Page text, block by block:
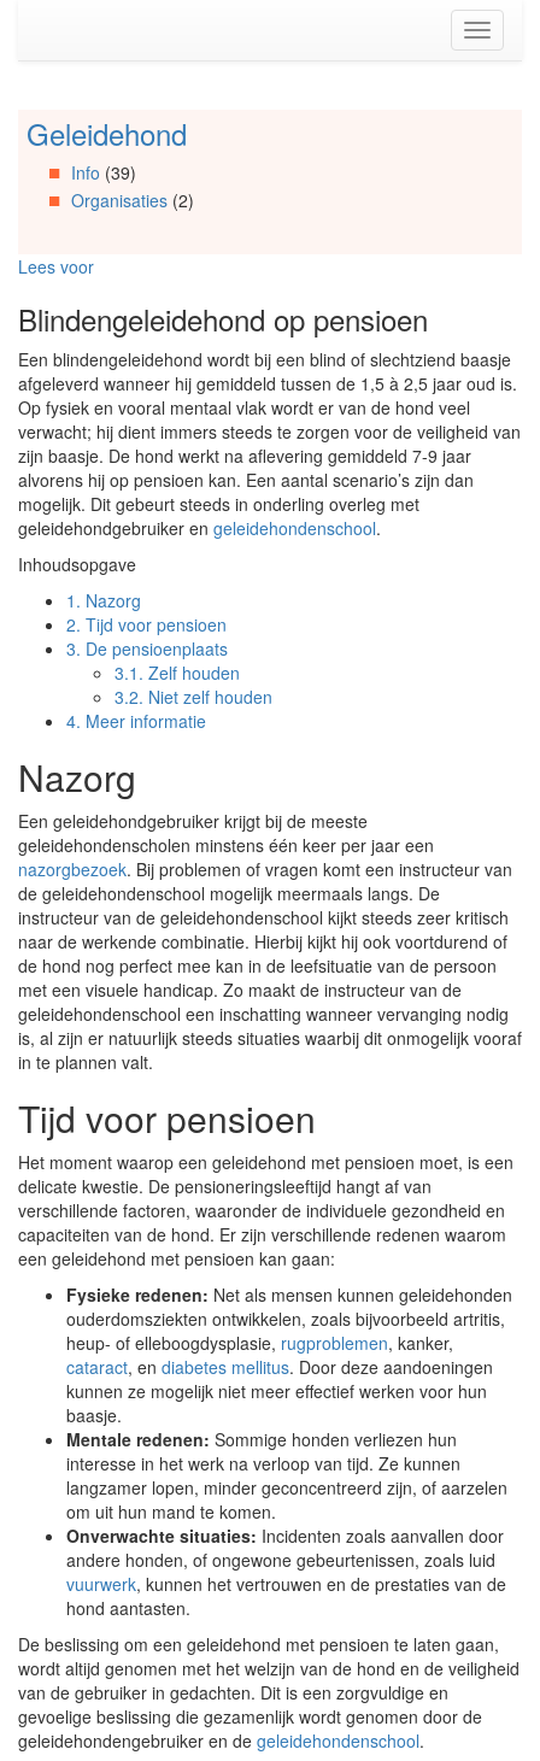
(Accesskey
Toggle
Spring
Artikels
Spring
Spring
Organisaties
Spring
naar
Social
media
Geleidehond
Info (39)
Organisaties(2)
Lees voor
Blindengeleidehond op pensioen
Een blindengeleidehond wordt bij een blind of slechtziend baasje
afgeleverd wanneer hij gemiddeld tussen de 1,5 à 2,5 jaar oud is.
Op fysiek en vooral mentaal vlak wordt er van de hond veel
verwacht; hij dient immers steeds te zorgen voor de veiligheid van
zijn baasje. De hond werkt na aflevering gemiddeld 7-9 jaar
alvorens hij op pensioen kan. Een aantal scenario’s zijn dan
mogelijk. Dit gebeurt steeds in onderling overleg met
geleidehondgebruiker en geleidehondenschool.
Inhoudsopgave
1. Nazorg
2. Tijd voor pensioen
3. De pensioenplaats
3.1. Zelf houden
3.2. Niet zelf houden
4. Meer informatie
Nazorg
Een geleidehondgebruiker krijgt bij de meeste
geleidehondenscholen minstens één keer per jaar een
nazorgbezoek. Bij problemen of vragen komt een instructeur van
de geleidehondenschool mogelijk meermaals langs. De
instructeur van de geleidehondenschool kijkt steeds zeer kritisch
naar de werkende combinatie. Hierbij kijkt hij ook voortdurend of
de hond nog perfect mee kan in de leefsituatie van de persoon
met een visuele handicap. Zo maakt de instructeur van de
geleidehondenschool een inschatting wanneer vervanging nodig
is, al zijn er natuurlijk steeds situaties waarbij dit onmogelijk vooraf
in te plannen valt.
Tijd voor pensioen
Het moment waarop een geleidehond met pensioen moet, is een
delicate kwestie. De pensioneringsleeftijd hangt af van
verschillende factoren, waaronder de individuele gezondheid en
capaciteiten van de hond. Er zijn verschillende redenen waarom
een geleidehond met pensioen kan gaan:
Fysieke redenen: Net als mensen kunnen geleidehonden
ouderdomsziekten ontwikkelen, zoals bijvoorbeeld artritis,
heup- of elleboogdysplasie, rugproblemen, kanker,
cataract, en diabetes mellitus. Door deze aandoeningen
kunnen ze mogelijk niet meer effectief werken voor hun
baasje.
Mentale redenen: Sommige honden verliezen hun
interesse in het werk na verloop van tijd. Ze kunnen
langzamer lopen, minder geconcentreerd zijn, of aarzelen
om uit hun mand te komen.
Onverwachte situaties: Incidenten zoals aanvallen door
andere honden, of ongewone gebeurtenissen, zoals luid
vuurwerk, kunnen het vertrouwen en de prestaties van de
hond aantasten.
De beslissing om een geleidehond met pensioen te laten gaan,
wordt altijd genomen met het welzijn van de hond en de veiligheid
van de gebruiker in gedachten. Dit is een zorgvuldige en
gevoelige beslissing die gezamenlijk wordt genomen door de
geleidehondengebruiker en de geleidehondenschool.